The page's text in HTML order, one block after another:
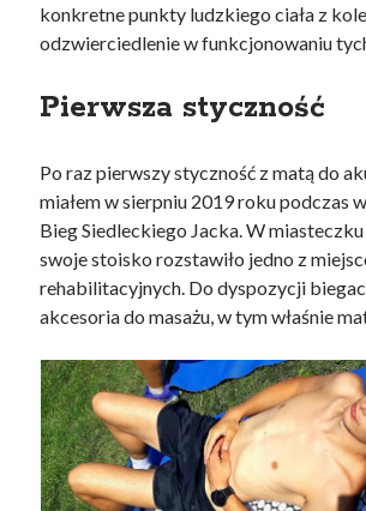
konkretne punkty ludzkiego ciała z
odzwierciedlenie w funkcjonowaniu
Pierwsza styczność
Po raz pierwszy styczność z matą do
miałem w sierpniu 2019 roku podczas
Bieg Siedleckiego Jacka. W
swoje stoisko rozstawiło jedno z
rehabilitacyjnych. Do dyspozycji
akcesoria do masażu, w tym właśnie